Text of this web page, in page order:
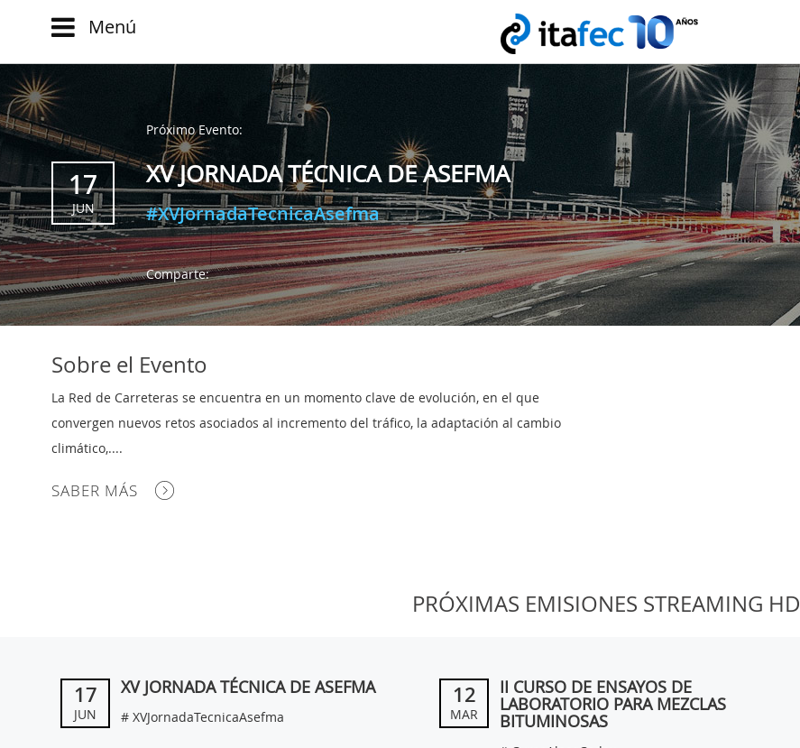
Menú
Main
INICIO
EVOLUCIÓN
EVENTOS
WATCH
NOW
PRODUMER
VIDEOS
TRANSFORMACIÓN
EXPERIENCE
NOTICIAS
BLOG
CLUB
AUTORES
CONTACTO
FAQ
Comparte:
Próximo Evento:
17
JUN
XV JORNADA TÉCNICA DE ASEFMA
#XVJornadaTecnicaAsefma
Comparte:
Sobre el Evento
La Red de Carreteras se encuentra en un momento clave de evolución, en el que
convergen nuevos retos asociados al incremento del tráfico, la adaptación al cambio
climático,....
SABER MÁS
PRÓXIMAS EMISIONES STREAMING HD
17
JUN
XV JORNADA TÉCNICA DE ASEFMA
# XVJornadaTecnicaAsefma
12
MAR
II CURSO DE ENSAYOS DE
LABORATORIO PARA MEZCLAS
BITUMINOSAS